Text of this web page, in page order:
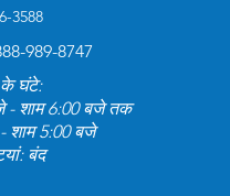
3588
989-8747
के घंटे:
- शाम 6:00 बजे तक
शाम 5:00 बजे
बंद